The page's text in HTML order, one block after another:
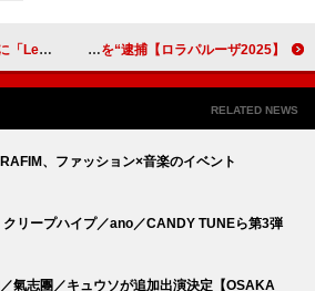
再びMVでタッグ 【ロラパルーザ2025】サブリナ・カーペンター、「Juno」でTWICEメンバーを“逮捕”
RELATED NEWS
、ファッション×音楽のイベント
クリープハイプ／ano／CANDY TUNEら第3弾
氣志團／キュウソが追加出演決定【OSAKA